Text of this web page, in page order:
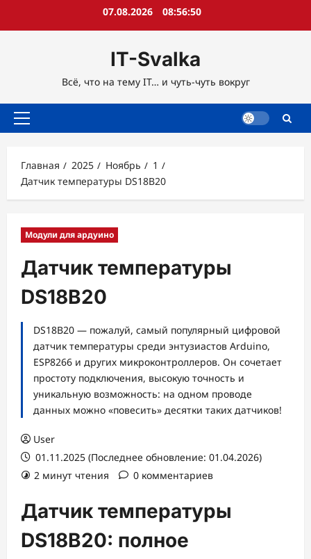
07.08.2026 08:56:51
IT-Svalka
Всё, что на тему IT… и чуть-чуть вокруг
Основное
Главная
2025 Ноябрь
1
Датчик температуры DS18B20
Модули для ардуино
Датчик температуры
DS18B20
DS18B20 — пожалуй, самый популярный цифровой
датчик температуры среди энтузиастов Arduino,
ESP8266 и других микроконтроллеров. Он сочетает
простоту подключения, высокую точность и
уникальную возможность: на одном проводе
данных можно «повесить» десятки таких датчиков!
User
01.11.2025 (Последнее обновление: 01.04.2026)
2 минут чтения
0 комментариев
Датчик температуры
DS18B20: полное